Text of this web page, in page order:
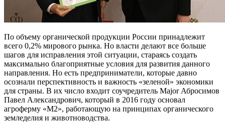
По объему органической продукции России принадлежит
всего 0,2% мирового рынка. Но власти делают все больше
шагов для исправления этой ситуации, стараясь создать
максимально благоприятные условия для развития данного
направления. Но есть предприниматели, которые давно
осознали перспективность и важность «зеленой» экономики
для страны. В их число входит соучредитель Major Абросимов
Павел Александрович, который в 2016 году основал
агроферму «М2», работающую на принципах органического
земледелия и животноводства.